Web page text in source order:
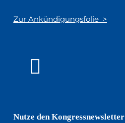
Zur Ankündigungsfolie >
Nutze den Kongressnewsletter